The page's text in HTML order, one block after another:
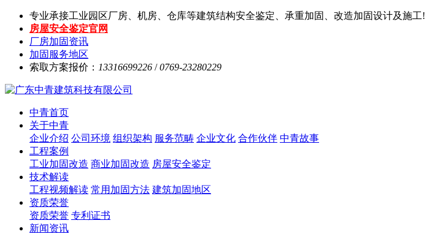
专业承接工业园区厂房、机房、仓库等建筑结构安全鉴定、承重加固、改造加固设计及施工!
房屋安全鉴定官网
厂房加固资讯
加固服务地区
索取方案报价： 13316699226 /0769-23280229
中青首页
关于中青
企业介绍 公司环境 组织架构 服务范畴 企业文化 合作伙伴 中青故事
工程案例
工业加固改造 商业加固改造 房屋安全鉴定
技术解读
工程视频解读 常用加固方法 建筑加固地区
资质荣誉
资质荣誉 专利证书
新闻资讯